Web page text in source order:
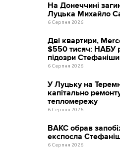
На Донеччині
Луцька Михайло
6 Серпня 2026
Дві квартири,
$550 тисяч: НАБУ
підозри
6 Серпня 2026
У Луцьку на
капітально
тепломережу
6 Серпня 2026
ВАКС обрав
експосла
6 Серпня 2026